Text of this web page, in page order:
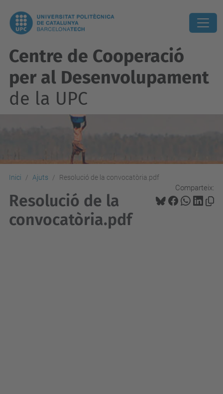
Centre de Cooperació
per al Desenvolupament
de la UPC
Inici Ajuts Resolució de la convocatòria.pdf
Comparteix:
Resolució de la
convocatòria.pdf